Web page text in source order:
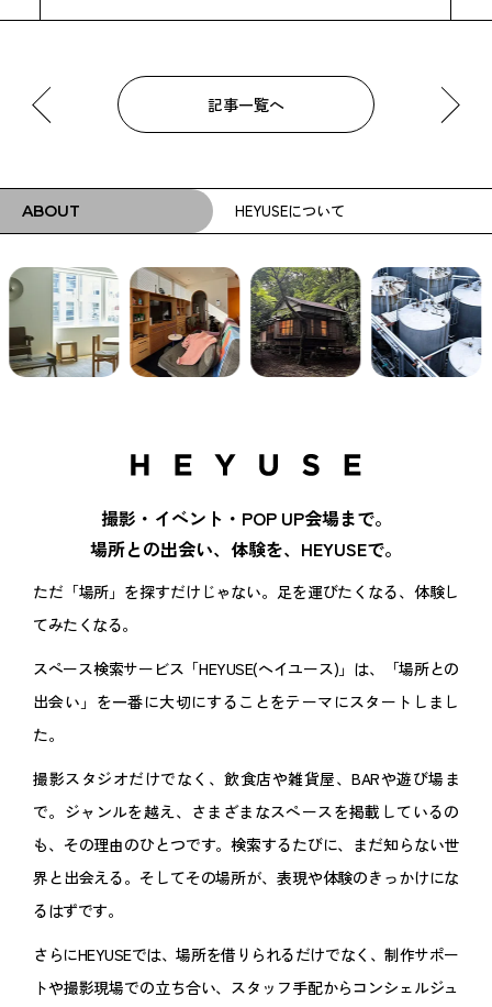
記事一覧へ
ABOUT HEYUSEについて
撮影・イベント・POP UP会場まで。
場所との出会い、体験を、HEYUSEで。
ただ「場所」を探すだけじゃない。足を運びたくなる、体験し
てみたくなる。
スペース検索サービス「HEYUSE(ヘイユース)」は、「場所との
出会い」を一番に大切にすることをテーマにスタートしまし
た。
撮影スタジオだけでなく、飲食店や雑貨屋、BARや遊び場ま
で。ジャンルを越え、さまざまなスペースを掲載しているの
も、その理由のひとつです。検索するたびに、まだ知らない世
界と出会える。そしてその場所が、表現や体験のきっかけにな
るはずです。
さらにHEYUSEでは、場所を借りられるだけでなく、制作サポー
トや撮影現場での立ち合い、スタッフ手配からコンシェルジュ